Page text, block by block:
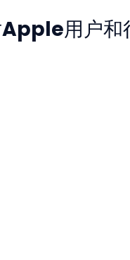
用户和